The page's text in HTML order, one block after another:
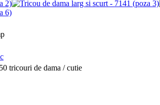
tricouri de dama / cutie